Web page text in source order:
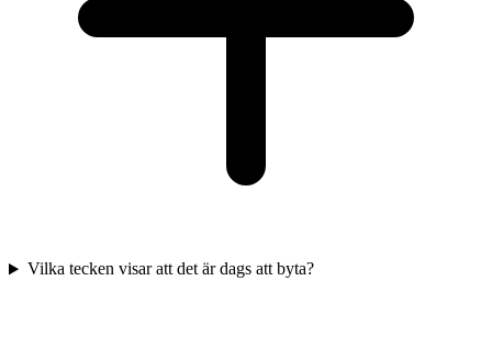
Vilka tecken visar att det är dags att byta?